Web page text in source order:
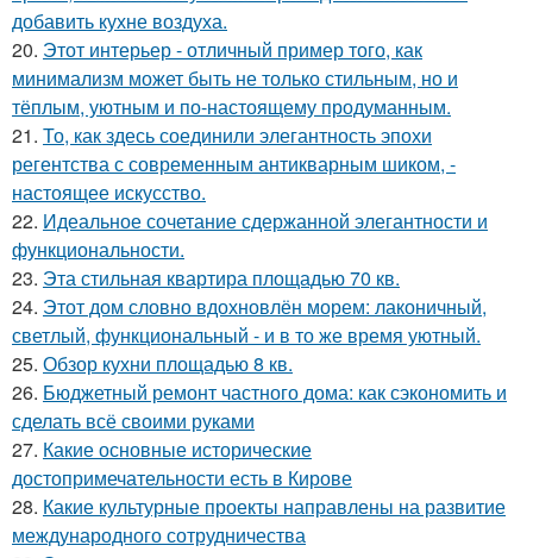
добавить кухне воздуха.
20. Этот интерьер - отличный пример того, как
минимализм может быть не только стильным, но и
тёплым, уютным и по-настоящему продуманным.
21. То, как здесь соединили элегантность эпохи
регентства с современным антикварным шиком, -
настоящее искусство.
22. Идеальное сочетание сдержанной элегантности и
функциональности.
23. Эта стильная квартира площадью 70 кв.
24. Этот дом словно вдохновлён морем: лаконичный,
светлый, функциональный - и в то же время уютный.
25. Обзор кухни площадью 8 кв.
26. Бюджетный ремонт частного дома: как сэкономить и
сделать всё своими руками
27. Какие основные исторические
достопримечательности есть в Кирове
28. Какие культурные проекты направлены на развитие
международного сотрудничества